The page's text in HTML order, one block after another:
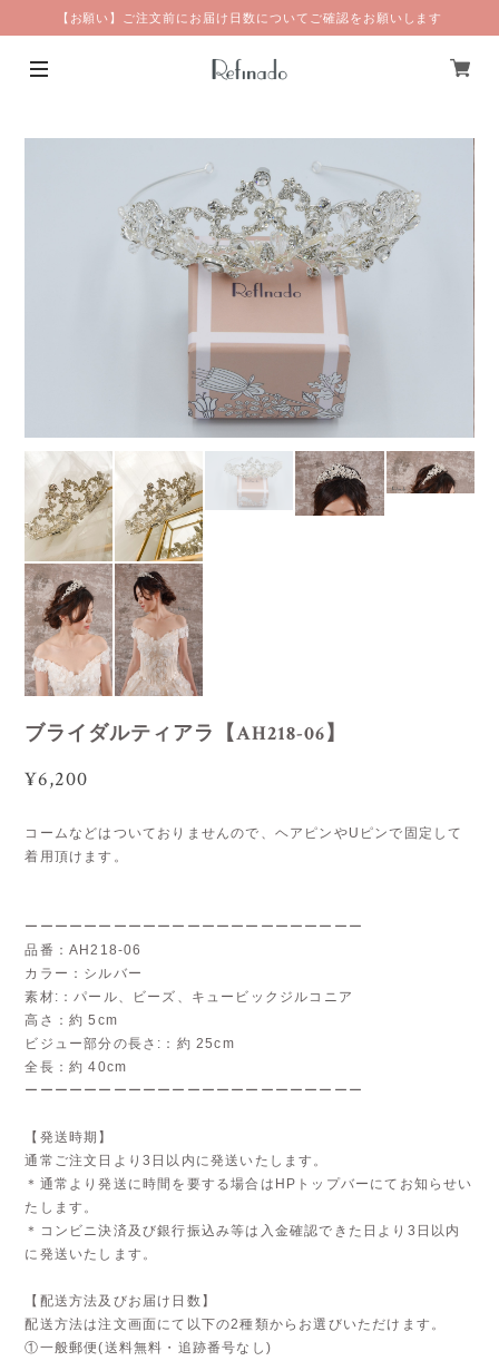
【お願い】ご注文前にお届け日数についてご確認をお願いします
ブライダルティアラ【AH218-06】
¥6,200
コームなどはついておりませんので、ヘアピンやUピンで固定して
着用頂けます。
ーーーーーーーーーーーーーーーーーーーーーーー
品番：AH218-06
カラー：シルバー
素材:：パール、ビーズ、キュービックジルコニア
高さ：約 5cm
ビジュー部分の長さ:：約 25cm
全長：約 40cm
ーーーーーーーーーーーーーーーーーーーーーーー
【発送時期】
通常ご注文日より3日以内に発送いたします。
＊通常より発送に時間を要する場合はHPトップバーにてお知らせい
たします。
＊コンビニ決済及び銀行振込み等は入金確認できた日より3日以内
に発送いたします。
【配送方法及びお届け日数】
配送方法は注文画面にて以下の2種類からお選びいただけます。
①一般郵便(送料無料・追跡番号なし)